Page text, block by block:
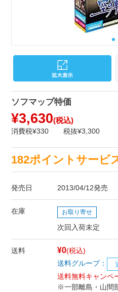
ソフマップ特価
¥3,630(税込)
消費税¥330 税抜¥3,300
182ポイントサービ
発売日 2013/04/12発売
在庫 お取り寄せ
次回入荷未定
送料 ¥0(税込)
送料グループ：
送料無料キャンペ
※一部離島・山間